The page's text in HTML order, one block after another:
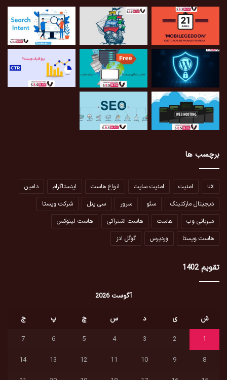
برچسب ها
ux امنیت امنیت سایت انواع هاست اینستاگرام
دامین
دیجیتال مارکتینگ
سئو سرور سی پنل
شرکت ویستا
میزبانی وب
هاست هاست اشتراکی
هاست لینوکس
هاست ویستا
وردپرس گوگل ادز
تقویم 1402
آگوست 2026
ش ی د س چ پ
ج
1
2
3
4
5
6
7
8
9
10
11
12
13
14